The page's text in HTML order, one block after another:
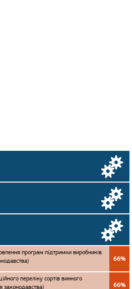
програм підтримки виробників
66%
переліку сортів винного
законодавства)
66%